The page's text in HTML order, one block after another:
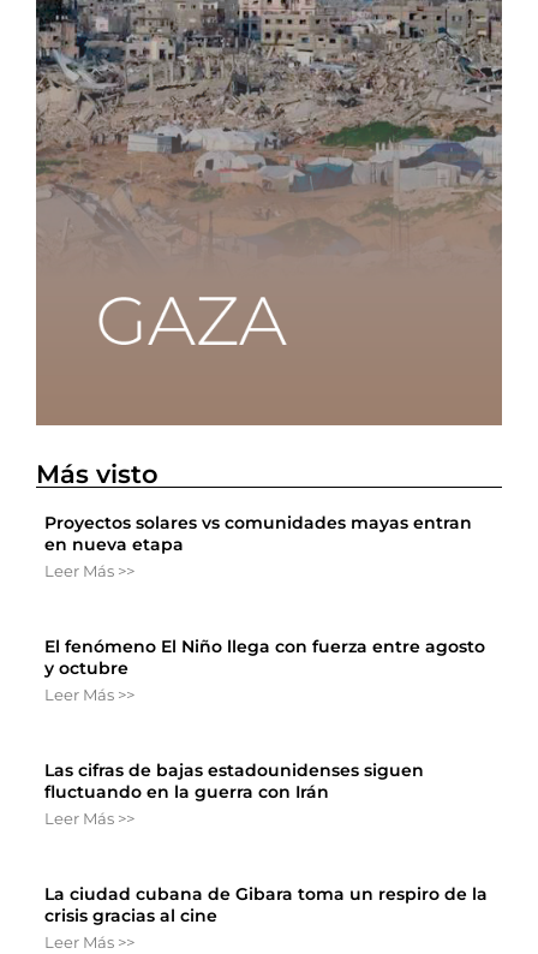
Más visto
Proyectos solares vs comunidades mayas entran
en nueva etapa
Leer Más >>
El fenómeno El Niño llega con fuerza entre agosto
y octubre
Leer Más >>
Las cifras de bajas estadounidenses siguen
fluctuando en la guerra con Irán
Leer Más >>
La ciudad cubana de Gibara toma un respiro de la
crisis gracias al cine
Leer Más >>